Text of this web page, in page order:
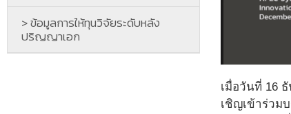
> ข้อมูลการให้ทุนวิจัยระดับหลัง
ปริญญาเอก
เมื่อวันที่ 16
เชิญเข้าร่วมบ